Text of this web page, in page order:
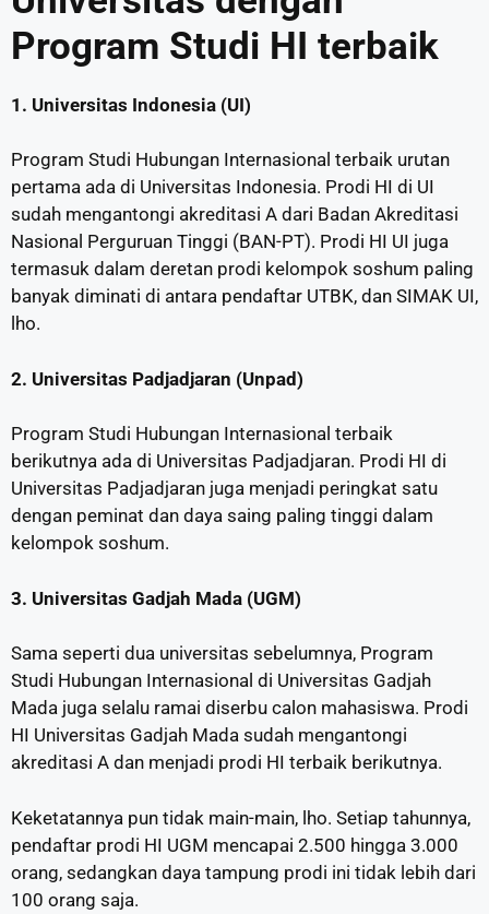
Program Studi HI terbaik
1. Universitas Indonesia (UI)
Program Studi Hubungan Internasional terbaik urutan
pertama ada di Universitas Indonesia. Prodi HI di UI
sudah mengantongi akreditasi A dari Badan Akreditasi
Nasional Perguruan Tinggi (BAN-PT). Prodi HI UI juga
termasuk dalam deretan prodi kelompok soshum paling
banyak diminati di antara pendaftar UTBK, dan SIMAK UI,
lho.
2. Universitas Padjadjaran (Unpad)
Program Studi Hubungan Internasional terbaik
berikutnya ada di Universitas Padjadjaran. Prodi HI di
Universitas Padjadjaran juga menjadi peringkat satu
dengan peminat dan daya saing paling tinggi dalam
kelompok soshum.
3. Universitas Gadjah Mada (UGM)
Sama seperti dua universitas sebelumnya, Program
Studi Hubungan Internasional di Universitas Gadjah
Mada juga selalu ramai diserbu calon mahasiswa. Prodi
HI Universitas Gadjah Mada sudah mengantongi
akreditasi A dan menjadi prodi HI terbaik berikutnya.
Keketatannya pun tidak main-main, lho. Setiap tahunnya,
pendaftar prodi HI UGM mencapai 2.500 hingga 3.000
orang, sedangkan daya tampung prodi ini tidak lebih dari
100 orang saja.